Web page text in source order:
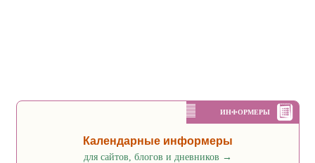
ИНФОРМЕРЫ
Календарные информеры
для сайтов, блогов и дневников →